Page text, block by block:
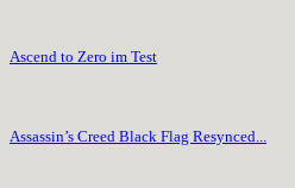
Ascend to Zero im Test
Assassin’s Creed Black Flag Resynced...